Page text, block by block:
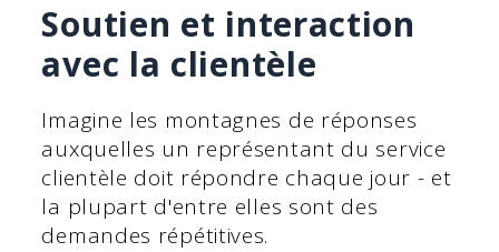
Soutien et interaction
avec la clientèle
Imagine les montagnes de réponses
auxquelles un représentant du service
clientèle doit répondre chaque jour - et
la plupart d'entre elles sont des
demandes répétitives.